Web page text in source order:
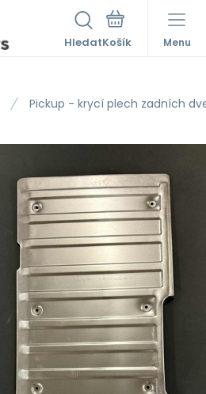
Hledat Menu
Pickup - krycí plech zadních